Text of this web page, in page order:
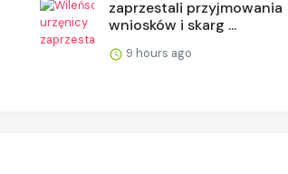
zaprzestali przyjmowania
wniosków i skarg ...
9 hours ago